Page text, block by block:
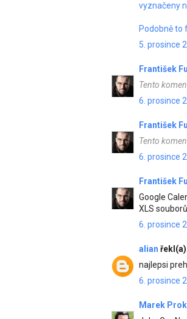
vyznačeny
Podobně to
5. prosince
František
Tento
6. prosince
František
Tento
6. prosince
František
Google
XLS
6. prosince
alian
najlepsi
6. prosince
Marek